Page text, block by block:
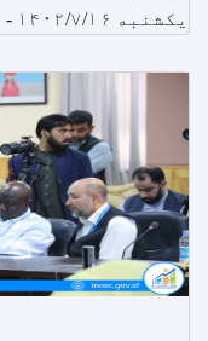
یکشنبه ۱۴۰۲/۷/۱۶ - ۱۵:۲۱